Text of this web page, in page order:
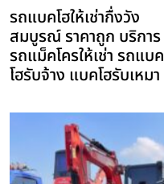
รถแบคโฮให้เช่ากื่งวัง
สมบูรณ์ ราคาถูก บริการ
รถแม็คโครให้เช่า รถแบค
โฮรับจ้าง แบคโฮรับเหมา